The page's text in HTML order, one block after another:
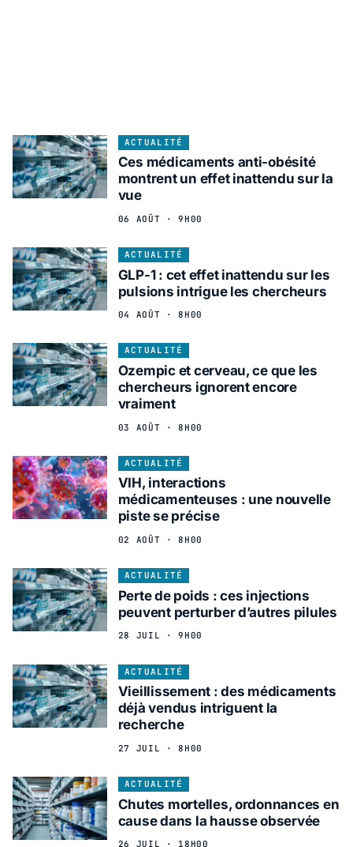
ACTUALITÉ
Ces médicaments anti-obésité
montrent un effet inattendu sur la
vue
06 AOÛT · 9H00
ACTUALITÉ
GLP-1 : cet effet inattendu sur les
pulsions intrigue les chercheurs
04 AOÛT · 8H00
ACTUALITÉ
Ozempic et cerveau, ce que les
chercheurs ignorent encore
vraiment
03 AOÛT · 8H00
ACTUALITÉ
VIH, interactions
médicamenteuses : une nouvelle
piste se précise
02 AOÛT · 8H00
ACTUALITÉ
Perte de poids : ces injections
peuvent perturber d’autres pilules
28 JUIL · 9H00
ACTUALITÉ
Vieillissement : des médicaments
déjà vendus intriguent la
recherche
27 JUIL · 8H00
ACTUALITÉ
Chutes mortelles, ordonnances en
cause dans la hausse observée
26 JUIL · 18H00